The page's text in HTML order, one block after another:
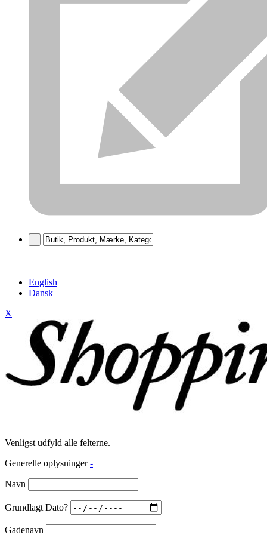
English
Dansk
X
Venligst udfyld alle felterne.
Generelle oplysninger -
Navn
Grundlagt Dato?
Gadenavn